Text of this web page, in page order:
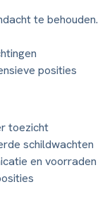
te behouden.
posities
toezicht
schildwachten
en voorraden